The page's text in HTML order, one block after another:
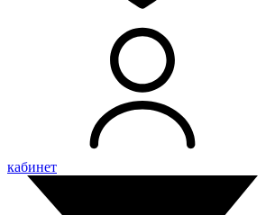
кабинет